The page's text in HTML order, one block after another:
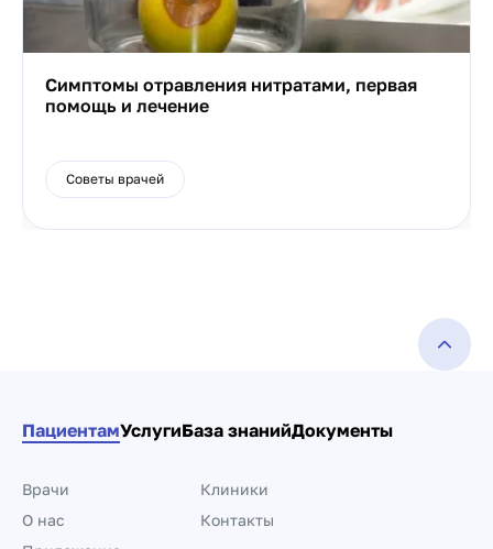
Симптомы отравления нитратами, первая
помощь и лечение
Советы врачей
ПациентамУслугиБаза знанийДокументы
Врачи
Клиники
О нас
Контакты